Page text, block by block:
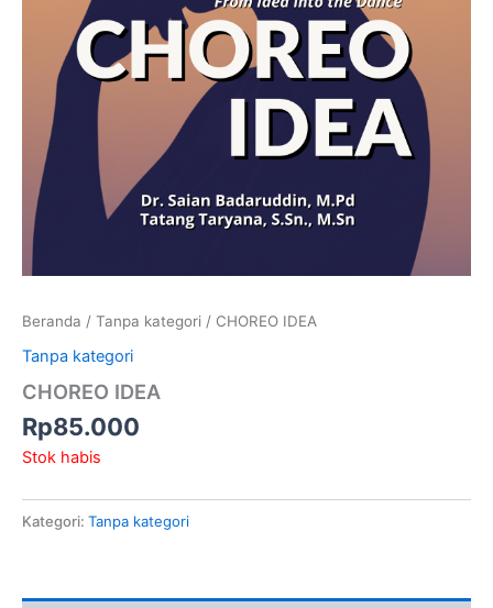
Beranda / Tanpa kategori / CHOREO IDEA
Tanpa kategori
CHOREO IDEA
Rp85.000
Stok habis
Kategori: Tanpa kategori